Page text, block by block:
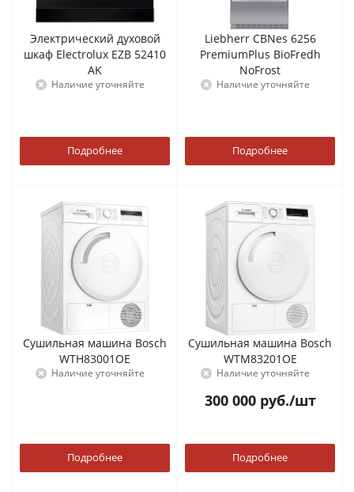
Электрический духовой
шкаф Electrolux EZB 52410
AK
Наличие уточняйте
Подробнее
Liebherr CBNes 6256
PremiumPlus BioFredh
NoFrost
Наличие уточняйте
Подробнее
Сушильная машина Bosch
WTH83001OE
Наличие уточняйте
Подробнее
Сушильная машина Bosch
WTM83201OE
Наличие уточняйте
300 000руб./шт
Подробнее